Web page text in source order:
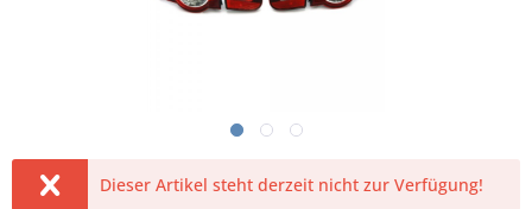
Dieser Artikel steht derzeit nicht zur Verfügung!